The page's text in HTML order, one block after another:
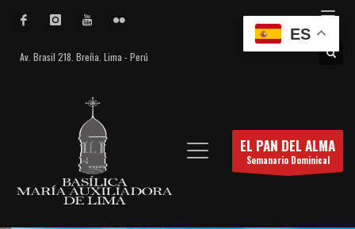
Av. Brasil 218. Breña. Lima - Perú
EL PAN DEL ALMA
Semanario Dominical
ES